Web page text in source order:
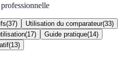
(37) Utilisation du comparateur(33)
(17) Guide pratique(14)
(13)